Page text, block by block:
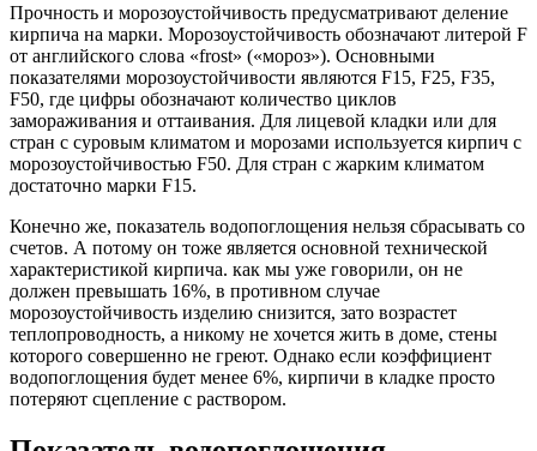
Прочность и морозоустойчивость предусматривают деление
кирпича на марки. Морозоустойчивость обозначают литерой F
от английского слова «frost» («мороз»). Основными
показателями морозоустойчивости являются F15, F25, F35,
F50, где цифры обозначают количество циклов
замораживания и оттаивания. Для лицевой кладки или для
стран с суровым климатом и морозами используется кирпич с
морозоустойчивостью F50. Для стран с жарким климатом
достаточно марки F15.
Конечно же, показатель водопоглощения нельзя сбрасывать со
счетов. А потому он тоже является основной технической
характеристикой кирпича. как мы уже говорили, он не
должен превышать 16%, в противном случае
морозоустойчивость изделию снизится, зато возрастет
теплопроводность, а никому не хочется жить в доме, стены
которого совершенно не греют. Однако если коэффициент
водопоглощения будет менее 6%, кирпичи в кладке просто
потеряют сцепление с раствором.